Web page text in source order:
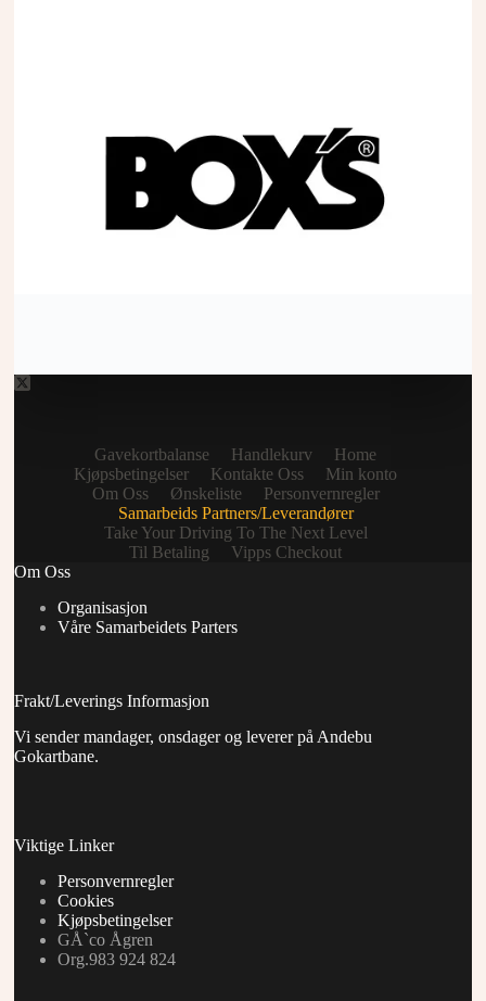
Gavekortbalanse Handlekurv
Home
Kjøpsbetingelser
Kontakte Oss
Min konto
Om Oss
Ønskeliste
Personvernregler
Samarbeids Partners/Leverandører
Take Your Driving To The Next Level
Til Betaling
Vipps Checkout
Om Oss
Organisasjon
Våre Samarbeidets Parters
Frakt/Leverings Informasjon
Vi sender mandager, onsdager og leverer på Andebu
Gokartbane.
Viktige Linker
Personvernregler
Cookies
Kjøpsbetingelser
GÅ`co Ågren
Org.983 924 824